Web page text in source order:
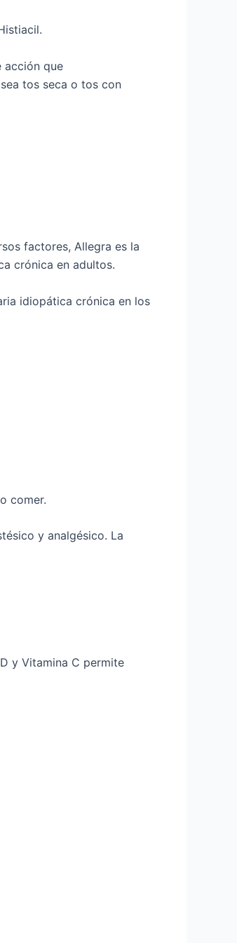
acción que
tos seca o tos con
factores, Allegra es la
crónica en adultos.
idiopática crónica en los
comer.
y analgésico. La
y Vitamina C permite